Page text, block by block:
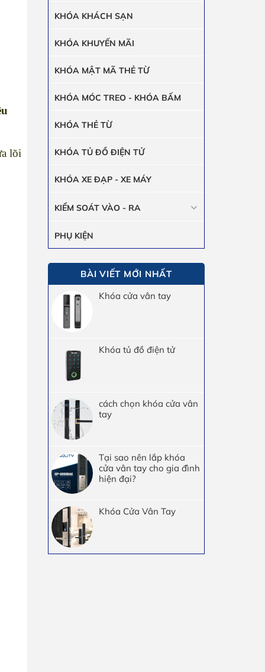
KHÓA KHÁCH SẠN
KHÓA KHUYẾN MÃI
KHÓA MẬT MÃ THẺ TỪ
KHÓA MÓC TREO - KHÓA BẤM
KHÓA THẺ TỪ
KHÓA TỦ ĐỒ ĐIỆN TỬ
KHÓA XE ĐẠP - XE MÁY
KIỂM SOÁT VÀO - RA
PHỤ KIỆN
BÀI VIẾT MỚI NHẤT
Khóa cửa vân tay
Khóa tủ đồ điện tử
cách chọn khóa cửa vân
tay
Tại sao nên lắp khóa
cửa vân tay cho gia đình
hiện đại?
Khóa Cửa Vân Tay
lõi